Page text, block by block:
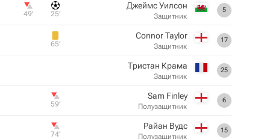
5
Джеймс Уилсон
Защитник
25‎’‎
49‎’‎
17
Connor Taylor
Защитник
65‎’‎
25
Тристан Крама
Защитник
6
Sam Finley
Полузащитник
59‎’‎
15
Райан Вудс
Полузащитник
74‎’‎